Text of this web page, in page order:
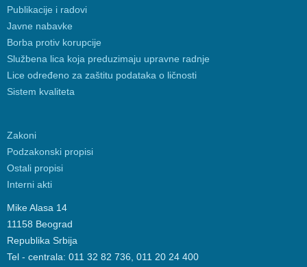
Publikacije i radovi
Javne nabavke
Borba protiv korupcije
Službena lica koja preduzimaju upravne radnje
Lice određeno za zaštitu podataka o ličnosti
Sistem kvaliteta
Zakoni
Podzakonski propisi
Ostali propisi
Interni akti
Mike Alasa 14
11158 Beograd
Republika Srbija
Tel - centrala: 011 32 82 736, 011 20 24 400